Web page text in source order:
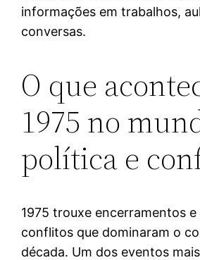
informações em trabalhos,
conversas.
O que
1975 no
política e
1975 trouxe encerramentos
conflitos que dominaram o
década. Um dos eventos